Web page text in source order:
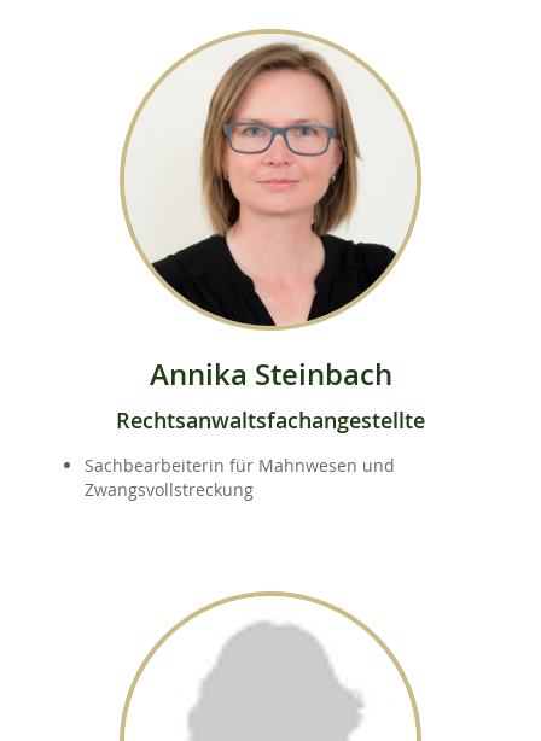
Annika Steinbach
Rechtsanwaltsfachangestellte
Sachbearbeiterin für Mahnwesen und
Zwangsvollstreckung